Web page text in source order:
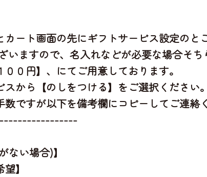
ート画面の先にギフトサービス設定のと
いますので、名入れなどが必要な場合そ
０円】、にてご用意しております。
から【のしをつける】をご選択ください
ですが以下を備考欄にコピーしてご連絡
ない場合)】
】